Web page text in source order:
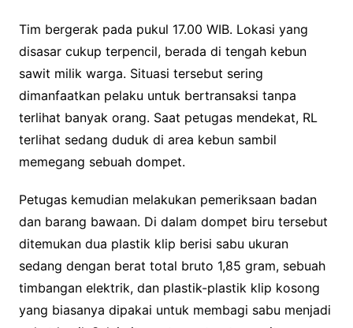
Tim bergerak pada pukul 17.00 WIB. Lokasi yang
disasar cukup terpencil, berada di tengah kebun
sawit milik warga. Situasi tersebut sering
dimanfaatkan pelaku untuk bertransaksi tanpa
terlihat banyak orang. Saat petugas mendekat, RL
terlihat sedang duduk di area kebun sambil
memegang sebuah dompet.
Petugas kemudian melakukan pemeriksaan badan
dan barang bawaan. Di dalam dompet biru tersebut
ditemukan dua plastik klip berisi sabu ukuran
sedang dengan berat total bruto 1,85 gram, sebuah
timbangan elektrik, dan plastik-plastik klip kosong
yang biasanya dipakai untuk membagi sabu menjadi